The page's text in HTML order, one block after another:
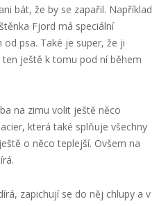
bát, že by se zapařil. Například
Fjord má speciální
psa. Také je super, že ji
ještě k tomu pod ní během
na zimu volit ještě něco
která také splňuje všechny
o něco teplejší. Ovšem na
zapichují se do něj chlupy a v